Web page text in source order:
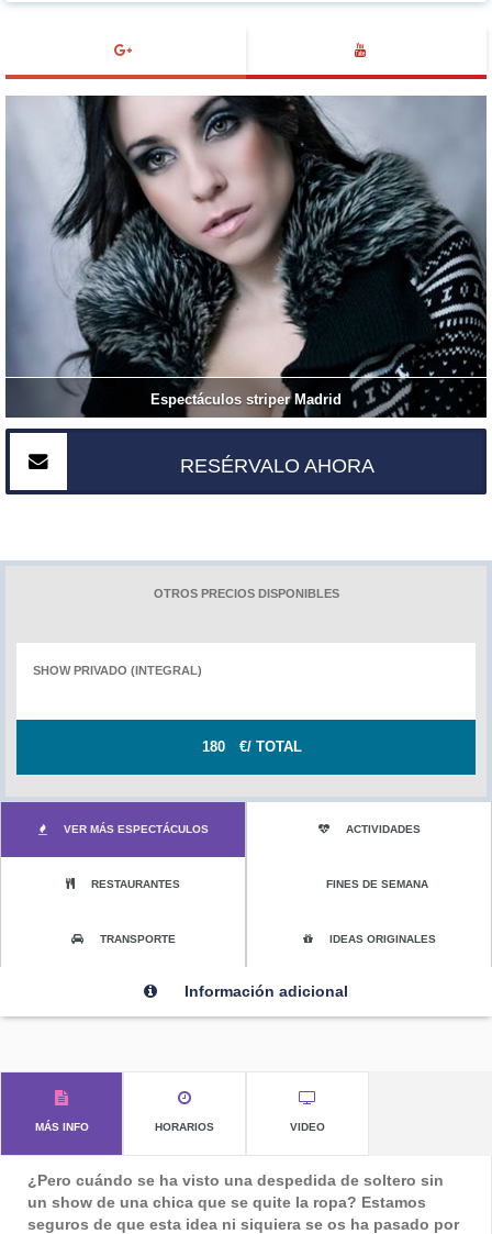
Espectáculos striper Madrid
RESÉRVALO AHORA
OTROS PRECIOS DISPONIBLES
SHOW PRIVADO (INTEGRAL)
180 €/ TOTAL
VER MÁS ESPECTÁCULOS ACTIVIDADES
RESTAURANTES FINES DE SEMANA
TRANSPORTE IDEAS ORIGINALES
Información adicional
MÁS INFO HORARIOS VIDEO
¿Pero cuándo se ha visto una despedida de soltero sin
un show de una chica que se quite la ropa? Estamos
seguros de que esta idea ni siquiera se os ha pasado por